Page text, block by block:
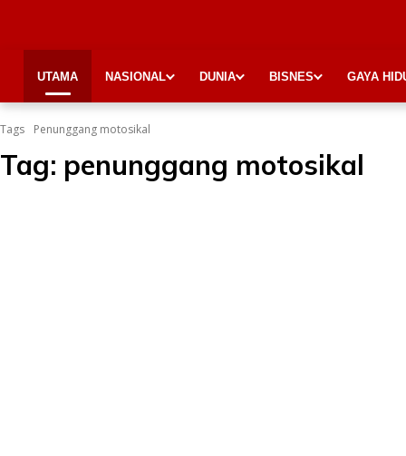
UTAMA NASIONAL DUNIA BISNES GAYA
Tags Penunggang motosikal
Tag: penunggang motosikal